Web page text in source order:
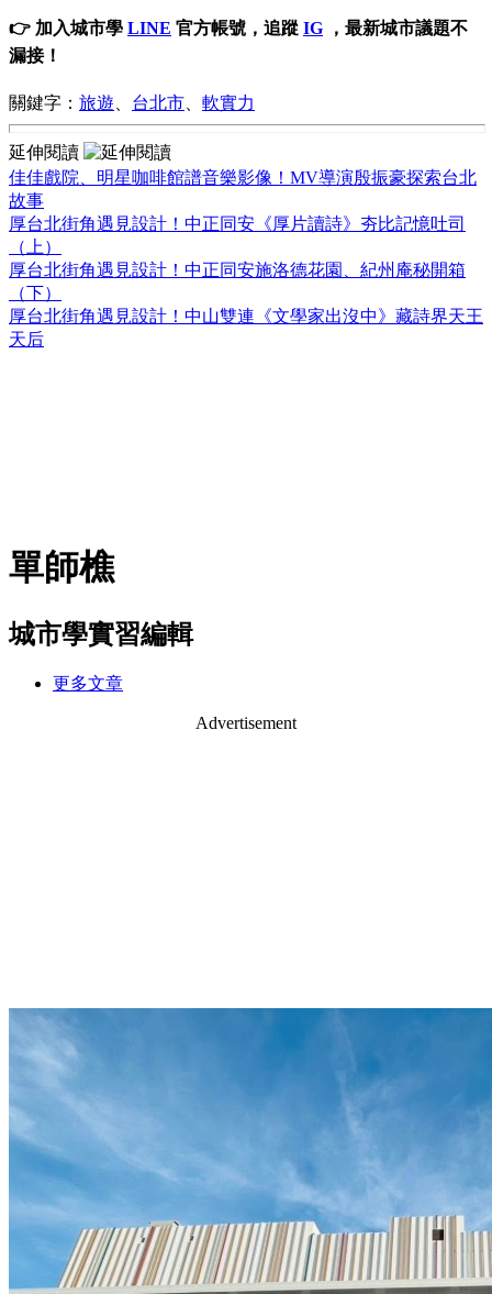
👉 加入城市學 LINE 官方帳號，追蹤 IG ，最新城市議題不
漏接！
關鍵字： 旅遊 台北市 軟實力
延伸閱讀
佳佳戲院、明星咖啡館譜音樂影像！MV導演殷振豪探索台北
故事
厚台北街角遇見設計！中正同安《厚片讀詩》夯比記憶吐司
（上）
厚台北街角遇見設計！中正同安施洛德花園、紀州庵秘開箱
（下）
厚台北街角遇見設計！中山雙連《文學家出沒中》藏詩界天王
天后
單師樵
城市學實習編輯
更多文章
Advertisement